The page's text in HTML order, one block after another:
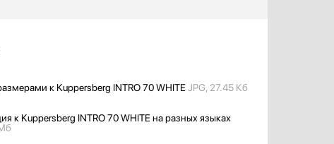
к Kuppersberg INTRO 70 WHITEJPG, 27.45 Кб
к Kuppersberg INTRO 70 WHITE на разных языках